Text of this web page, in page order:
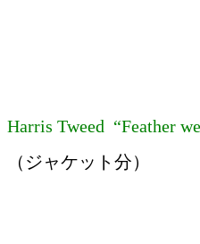
Harris Tweed “Feather
（ジャケット分）